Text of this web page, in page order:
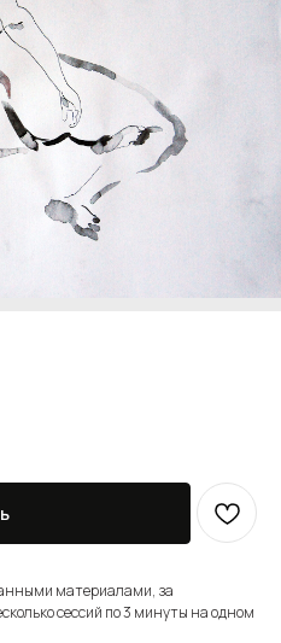
материалами, за
сессий по 3 минуты на одном